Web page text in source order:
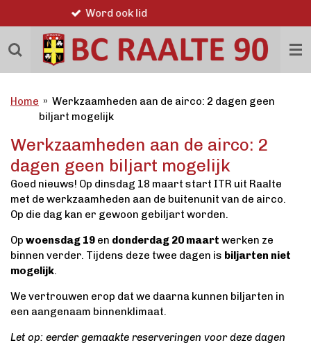
direct
naar
hoofdinhoud
Home » Werkzaamheden aan de airco: 2 dagen geen
biljart mogelijk
Werkzaamheden aan de airco: 2
dagen geen biljart mogelijk
Goed nieuws! Op dinsdag 18 maart start ITR uit Raalte
met de werkzaamheden aan de buitenunit van de airco.
Op die dag kan er gewoon gebiljart worden.
Op woensdag 19 en donderdag 20 maart werken ze
binnen verder. Tijdens deze twee dagen is biljarten niet
mogelijk.
We vertrouwen erop dat we daarna kunnen biljarten in
een aangenaam binnenklimaat.
Let op: eerder gemaakte reserveringen voor deze dagen